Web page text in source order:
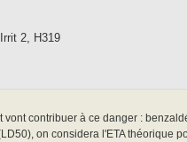
2, H319
contribuer à ce danger :
on considera l'ETA théorique